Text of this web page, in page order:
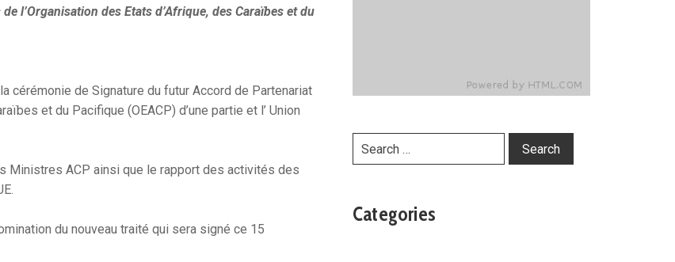
l’Organisation des Etats d’Afrique, des Caraïbes et du
cérémonie de Signature du futur Accord de Partenariat
et du Pacifique (OEACP) d’une partie et l’ Union
Ministres ACP ainsi que le rapport des activités des
du nouveau traité qui sera signé ce 15
Categories